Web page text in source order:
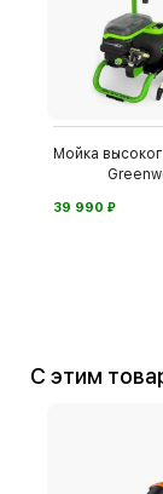
Мойка
39 990 ⃏
С этим